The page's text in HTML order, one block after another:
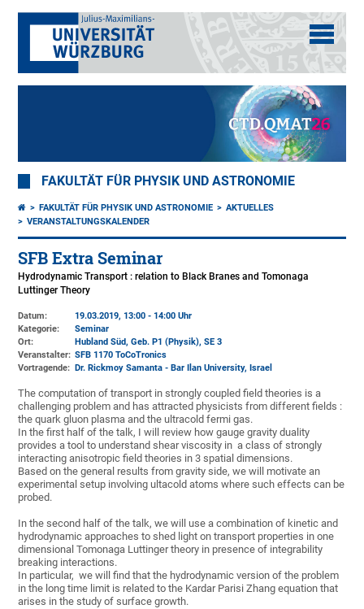
FAKULTÄT FÜR PHYSIK UND ASTRONOMIE
FAKULTÄT FÜR PHYSIK UND ASTRONOMIE
AKTUELLES
VERANSTALTUNGSKALENDER
SFB Extra Seminar
Hydrodynamic Transport : relation to Black Branes and Tomonaga
Luttinger Theory
Datum:
19.03.2019, 13:00 - 14:00 Uhr
Kategorie:
Seminar
Ort:
Hubland Süd, Geb. P1 (Physik), SE 3
Veranstalter: SFB 1170 ToCoTronics
Vortragende:
Dr. Rickmoy Samanta - Bar Ilan University, Israel
The computation of transport in strongly coupled field theories is a
challenging problem and has attracted physicists from different fields :
the quark gluon plasma and the ultracold fermi gas.
In the first half of the talk, I will review how gauge gravity duality
provides a tool to understand shear viscosity in a class of strongly
interacting anisotropic field theories in 3 spatial dimensions.
Based on the general results from gravity side, we will motivate an
experimental setup involving ultacold atoms where such effects can be
probed.
In the second half of the talk, we will use a combination of kinetic and
hydrodynamic approaches to shed light on transport properties in one
dimensional Tomonaga Luttinger theory in presence of integrability
breaking interactions.
In particular, we will find that the hydrodynamic version of the problem
in the long time limit is related to the Kardar Parisi Zhang equation that
arises in the study of surface growth.